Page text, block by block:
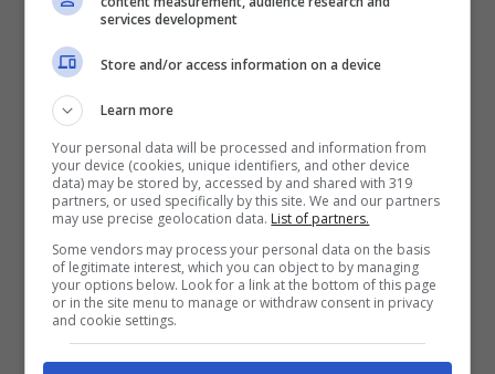
eliminata, sostituita con altre
caratteristiche
questa nuova formula, fusi in un unico
trono, con giovani e meno giovani a
contenderlo. Quello che, però, manda ifan
in delirioè l’attesaper l’annuncio dei due
ex concorrenti del Grande Fratello.
services development
Store and/or access information on a device
Learn more
Your personal data will be processed and information from
your device (cookies, unique identifiers, and other device
data) may be stored by, accessed by and shared with 319
partners, or used specifically by this site. We and our partners
may use precise geolocation data. List of partners.
Some vendors may process your personal data on the basis
of legitimate interest, which you can object to by managing
your options below. Look for a link at the bottom of this page
or in the site menu to manage or withdraw consent in privacy
and cookie settings.